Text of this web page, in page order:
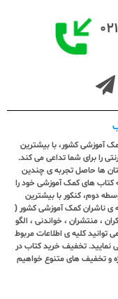
آموزشی کشور، با بیشترین
را برای شما تداعی می کند.
ها حاصل تجربه ی چندین
کتاب های کمک آموزشی خود را
دوم، کنکور با بیشترین
ی ناشران کمک آموزشی کشور (
، منتشران ، خواندنی ، الگو
کلیه ی اطلاعات مربوط
تخفیف خرید کتاب در
و تخفیف های متنوع خواهیم